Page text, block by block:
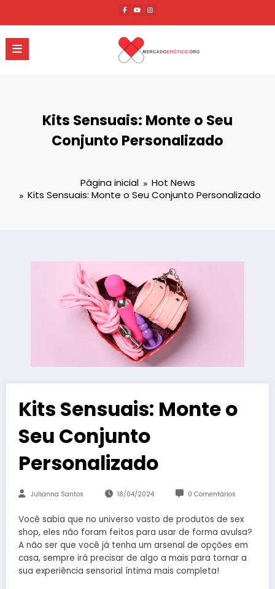
o
conteúdo
Kits Sensuais: Monte o Seu
Conjunto Personalizado
Página inicial
Hot News
Kits Sensuais: Monte o Seu Conjunto Personalizado
Kits Sensuais: Monte o
Seu Conjunto
Personalizado
Julianna Santos 18/04/2024 0 Comentários
Você sabia que no universo vasto de produtos de sex
shop, eles não foram feitos para usar de forma avulsa?
A não ser que você já tenha um arsenal de opções em
casa, sempre irá precisar de algo a mais para tornar a
sua experiência sensorial íntima mais completa!